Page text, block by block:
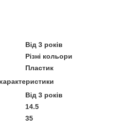
Від 3 років
Різні кольори
Пластик
Від 3 років
14.5
35